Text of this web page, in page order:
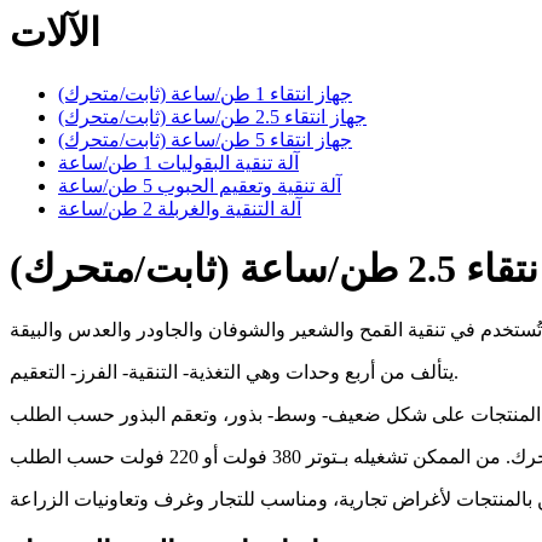
الآلات
جهاز انتقاء 1 طن/ساعة (ثابت/متحرك)
جهاز انتقاء 2.5 طن/ساعة (ثابت/متحرك)
جهاز انتقاء 5 طن/ساعة (ثابت/متحرك)
آلة تنقية البقوليات 1 طن/ساعة
آلة تنقية وتعقيم الحبوب 5 طن/ساعة
آلة التنقية والغربلة 2 طن/ساعة
(ثابت/متحرك)
يتألف من أربع وحدات وهي التغذية- التنقية- الفرز- التعقيم.